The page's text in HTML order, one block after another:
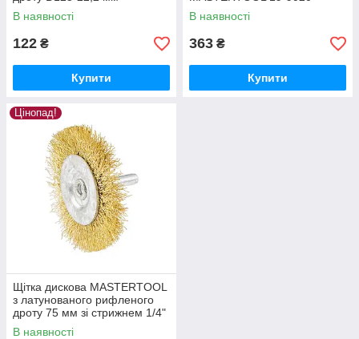
MASTERTOOL 19-9112
В наявності
122 ₴
Купити
В наявності
363 ₴
Купити
Цінопад!
Щітка дискова MASTERTOOL
з латунованого рифленого
дроту 75 мм зі стрижнем 1/4"
19-9707
В наявності